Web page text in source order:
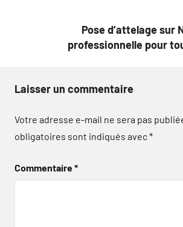
Pose d’attelage sur
professionnelle pour
Laisser un commentaire
Votre adresse e-mail ne sera pas
obligatoires sont indiqués avec*
Commentaire*